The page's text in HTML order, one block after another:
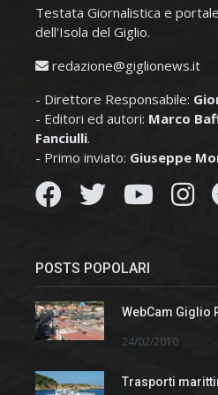
Testata Giornalistica e
dell'Isola del Giglio.
redazione@giglionews.it
- Direttore Responsabile:
- Editori ed autori: Marco
Fanciulli.
- Primo inviato: Giuseppe
POSTS POPOLARI
WebCam Giglio
24/02/2010
Trasporti